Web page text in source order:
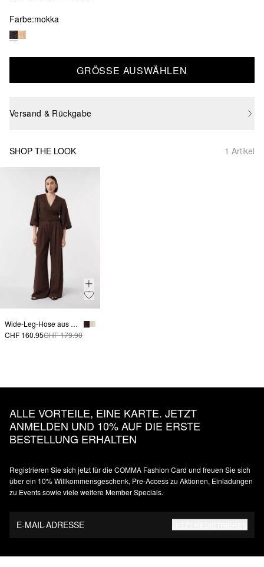
Farbe:mokka
GRÖSSE AUSWÄHLEN
Versand & Rückgabe
SHOP THE LOOK 1 Artikel
Wide-Leg-Hose aus Leinenmix mit Stoffgürtel | comma x Füsun Lindner
CHF 160.95CHF 179.90
ALLE VORTEILE, EINE KARTE. JETZT
ANMELDEN UND 10% AUF DIE ERSTE
BESTELLUNG ERHALTEN
Registrieren Sie sich jetzt für die COMMA Fashion Card und freuen Sie sich
über ein 10% Willkommensgeschenk, Pre-Access zu Aktionen, Einladungen
zu Events sowie viele weitere Member Specials.
E-MAIL-ADRESSE